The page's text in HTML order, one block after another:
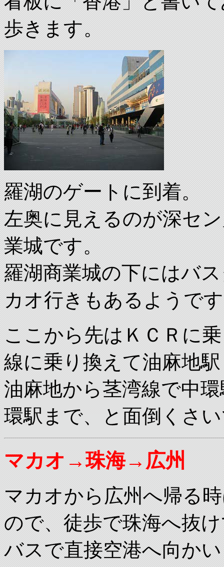
歩きます。
羅湖のゲートに到着。
左奥に見えるのが深セ
業城です。
羅湖商業城の下にはバ
カオ行きもあるようで
ここから先はＫＣＲに
線に乗り換えて油麻地
油麻地から茎湾線で中
環駅まで、と面倒くさ
マカオ→珠海→広州
マカオから広州へ帰る
ので、徒歩で珠海へ抜
バスで直接空港へ向か